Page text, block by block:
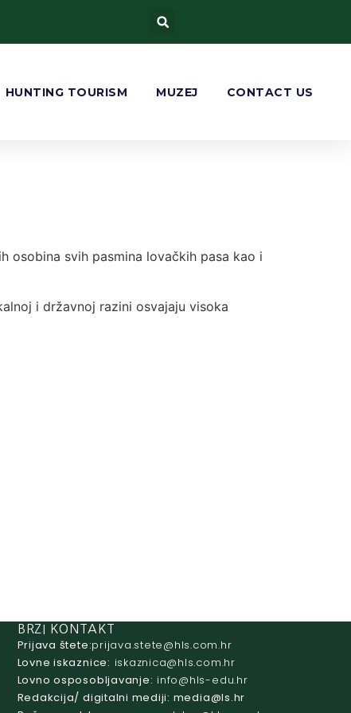
HUNTING TOURISM MUZEJ CONTACT US
osobina svih pasmina lovačkih pasa kao i
i državnoj razini osvajaju visoka
BRZI KONTAKT
Prijava štete: rh.moc.slh
@etets.avajirp
Lovne iskaznice:
rh.moc.slh
@acinzaksi
Lovno osposobljavanje:
rh.ude-slh
@ofni
Redakcija/ digitalni mediji:
rh.sl
@aidem